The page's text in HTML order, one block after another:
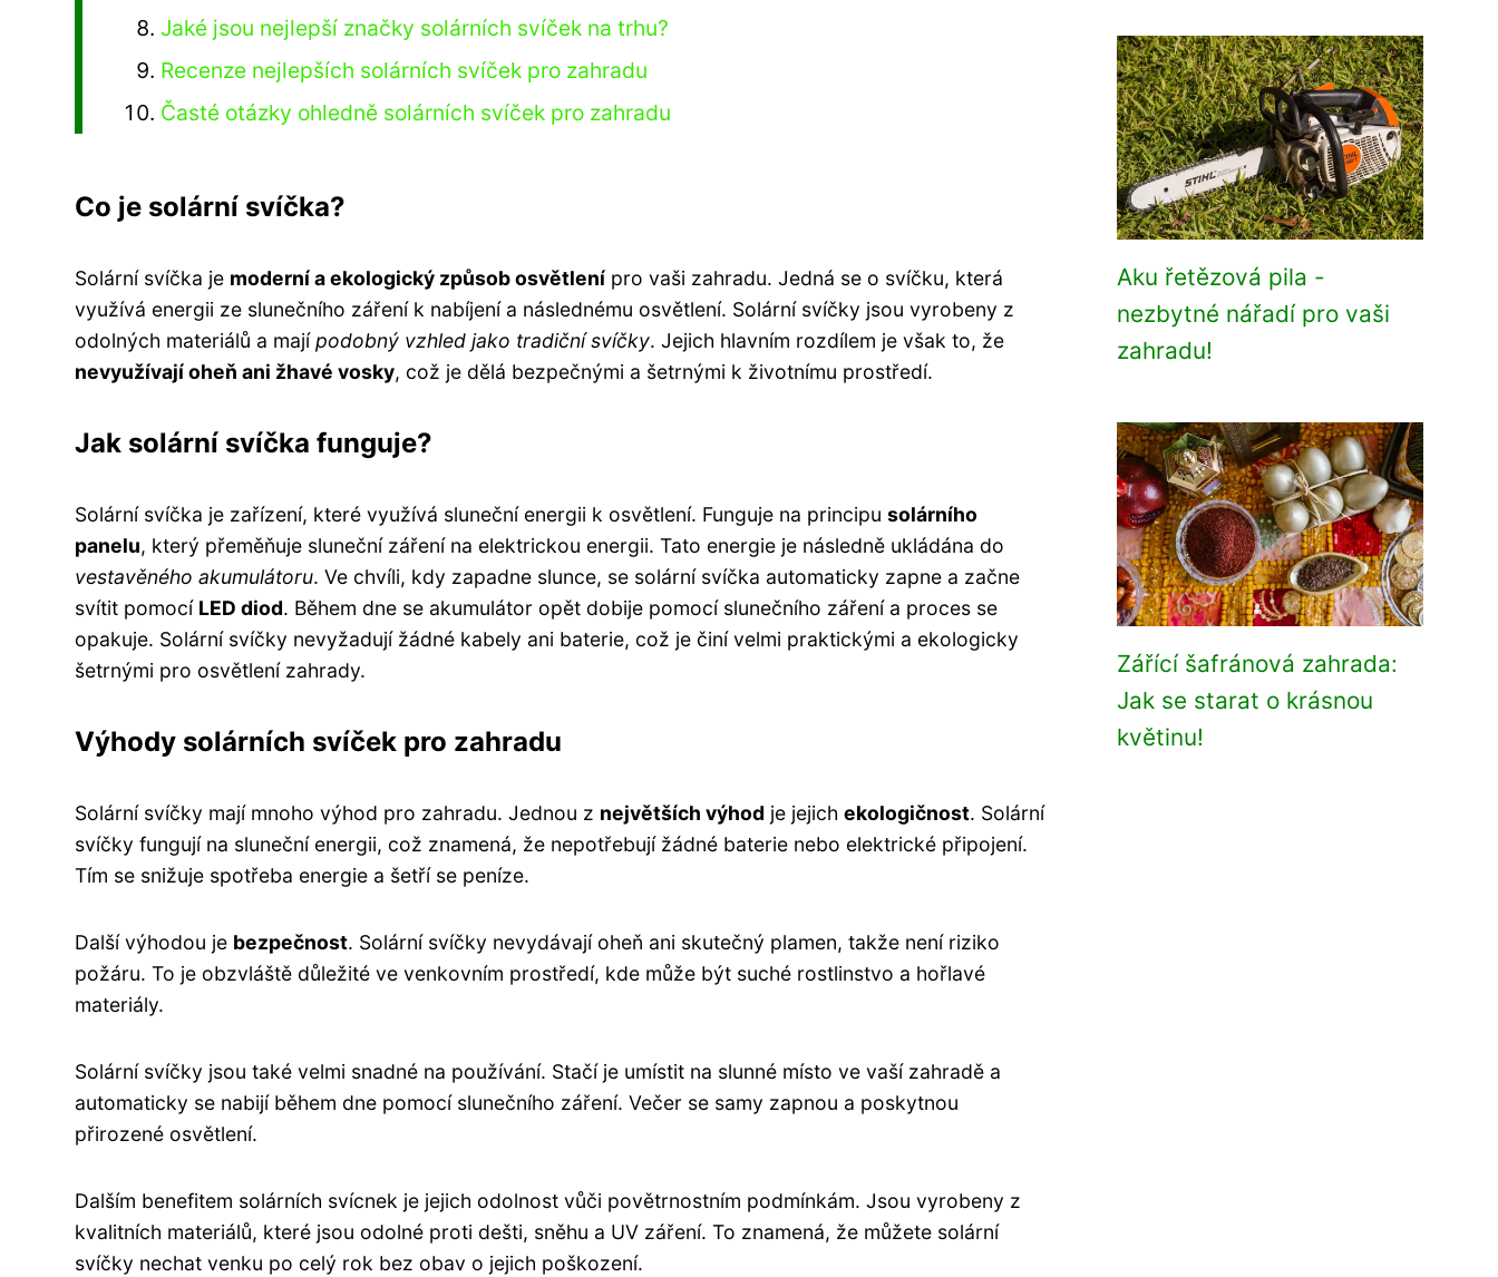
Jaké jsou nejlepší značky solárních svíček na trhu?
Recenze nejlepších solárních svíček pro zahradu
Časté otázky ohledně solárních svíček pro zahradu
Co je solární svíčka?
Solární svíčka je moderní a ekologický způsob osvětlení pro vaši zahradu. Jedná se o svíčku, která
využívá energii ze slunečního záření k nabíjení a následnému osvětlení. Solární svíčky jsou vyrobeny z
odolných materiálů a majípodobný vzhled jako tradiční svíčky. Jejich hlavním rozdílem je však to, že
nevyužívají oheň ani žhavé vosky, což je dělá bezpečnými a šetrnými k životnímu prostředí.
Jak solární svíčka funguje?
Solární svíčka je zařízení, které využívá sluneční energii k osvětlení. Funguje na principu solárního
panelu, který přeměňuje sluneční záření na elektrickou energii. Tato energie je následně ukládána do
vestavěného akumulátoru. Ve chvíli, kdy zapadne slunce, se solární svíčka automaticky zapne a začne
svítit pomocí LED diod. Během dne se akumulátor opět dobije pomocí slunečního záření a proces se
opakuje. Solární svíčky nevyžadují žádné kabely ani baterie, což je činí velmi praktickými a ekologicky
šetrnými pro osvětlení zahrady.
Výhody solárních svíček pro zahradu
Solární svíčky mají mnoho výhod pro zahradu. Jednou z největších výhod je jejich ekologičnost. Solární
svíčky fungují na sluneční energii, což znamená, že nepotřebují žádné baterie nebo elektrické připojení.
Tím se snižuje spotřeba energie a šetří se peníze.
Další výhodou je bezpečnost. Solární svíčky nevydávají oheň ani skutečný plamen, takže není riziko
požáru. To je obzvláště důležité ve venkovním prostředí, kde může být suché rostlinstvo a hořlavé
materiály.
Solární svíčky jsou také velmi snadné na používání. Stačí je umístit na slunné místo ve vaší zahradě a
automaticky se nabijí během dne pomocí slunečního záření. Večer se samy zapnou a poskytnou
přirozené osvětlení.
Dalším benefitem solárních svícnek je jejich odolnost vůči povětrnostním podmínkám. Jsou vyrobeny z
kvalitních materiálů, které jsou odolné proti dešti, sněhu a UV záření. To znamená, že můžete solární
svíčky nechat venku po celý rok bez obav o jejich poškození.
Aku řetězová pila -
nezbytné nářadí pro vaši
zahradu!
Zářící šafránová zahrada:
Jak se starat o krásnou
květinu!